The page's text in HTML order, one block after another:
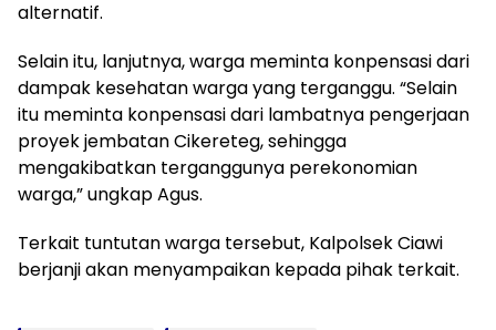
alternatif.
Selain itu, lanjutnya, warga meminta konpensasi dari
dampak kesehatan warga yang terganggu. “Selain
itu meminta konpensasi dari lambatnya pengerjaan
proyek jembatan Cikereteg, sehingga
mengakibatkan terganggunya perekonomian
warga,” ungkap Agus.
Terkait tuntutan warga tersebut, Kalpolsek Ciawi
berjanji akan menyampaikan kepada pihak terkait.